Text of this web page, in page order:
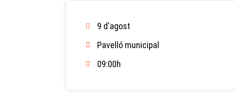
9 d'agost
Pavelló municipal
09:00h